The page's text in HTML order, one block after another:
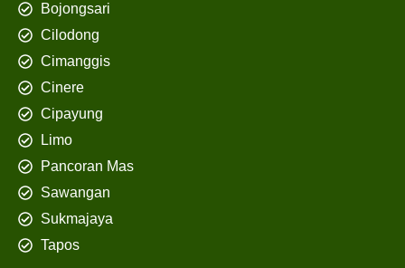
Bojongsari
Cilodong
Cimanggis
Cinere
Cipayung
Limo
Pancoran Mas
Sawangan
Sukmajaya
Tapos